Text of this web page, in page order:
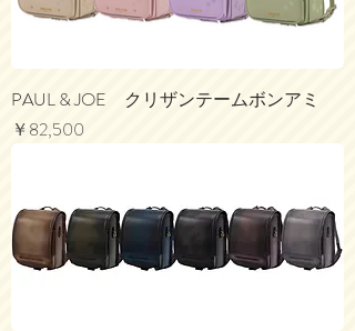
PAUL & JOE クリザンテームボンアミ
価格
￥82,500